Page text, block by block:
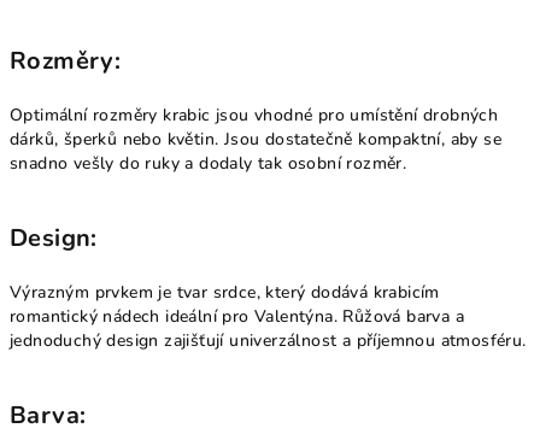
Rozměry:
Optimální rozměry krabic jsou vhodné pro umístění drobných
dárků, šperků nebo květin. Jsou dostatečně kompaktní, aby se
snadno vešly do ruky a dodaly tak osobní rozměr.
Design:
Výrazným prvkem je tvar srdce, který dodává krabicím
romantický nádech ideální pro Valentýna. Růžová barva a
jednoduchý design zajišťují univerzálnost a příjemnou atmosféru.
Barva: